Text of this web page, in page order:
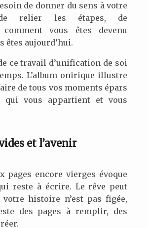
de donner du sens à votre
relier les étapes, de
comment vous êtes devenu
êtes aujourd’hui.
ce travail d’unification de soi
L’album onirique illustre
de tous vos moments épars
qui vous appartient et vous
et l’avenir
pages encore vierges évoque
reste à écrire. Le rêve peut
histoire n’est pas figée,
des pages à remplir, des